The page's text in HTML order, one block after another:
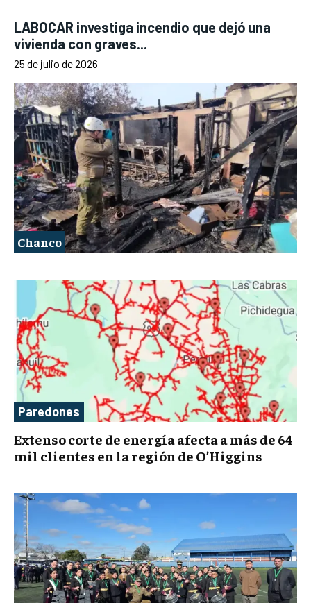
LABOCAR investiga incendio que dejó una
vivienda con graves...
25 de julio de 2026
Chanco
Paredones
Extenso corte de energía afecta a más de 64
mil clientes en la región de O’Higgins